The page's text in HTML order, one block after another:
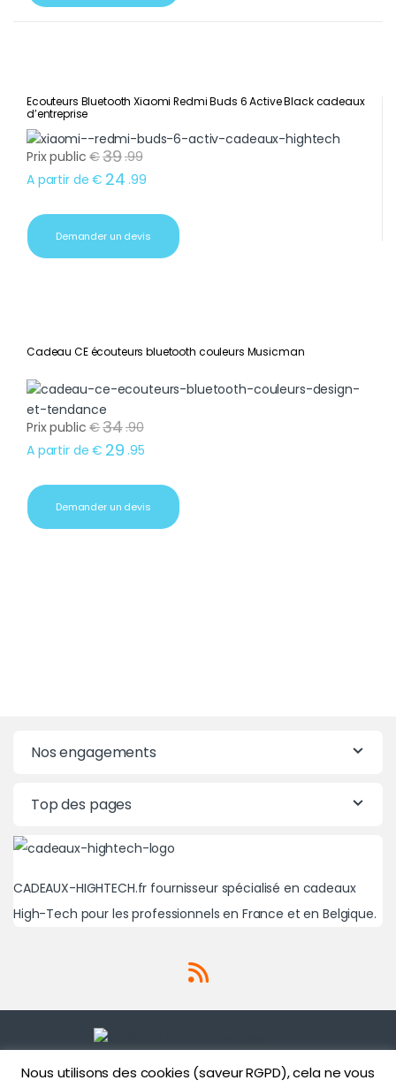
Ecouteurs Bluetooth Xiaomi Redmi Buds 6 Active Black cadeaux
d’entreprise
Prix public €39.99
A partir de € 24 .99
Demander un devis
Cadeau CE écouteurs bluetooth couleurs Musicman
Prix public €34.90
A partir de € 29 .95
Demander un devis
Nos engagements
Top des pages
CADEAUX-HIGHTECH.fr fournisseur spécialisé en cadeaux
High-Tech pour les professionnels en France et en Belgique.
Une question? Un besoin?
Nous utilisons des cookies (saveur RGPD), cela ne vous